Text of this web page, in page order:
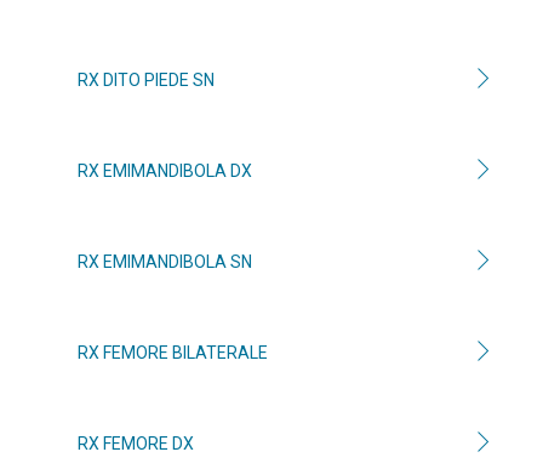
RX DITO PIEDE SN
RX EMIMANDIBOLA DX
RX EMIMANDIBOLA SN
RX FEMORE BILATERALE
RX FEMORE DX